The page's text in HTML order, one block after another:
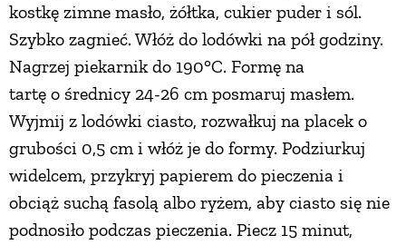
kostkę zimne masło, żółtka, cukier puder i sól.
Szybko zagnieć. Włóż do lodówki na pół godziny.
Nagrzej piekarnik do 190°C. Formę na
tartę o średnicy 24-26 cm posmaruj masłem.
Wyjmij z lodówki ciasto, rozwałkuj na placek o
grubości 0,5 cm i włóż je do formy. Podziurkuj
widelcem, przykryj papierem do pieczenia i
obciąż suchą fasolą albo ryżem, aby ciasto się nie
podnosiło podczas pieczenia. Piecz 15 minut,